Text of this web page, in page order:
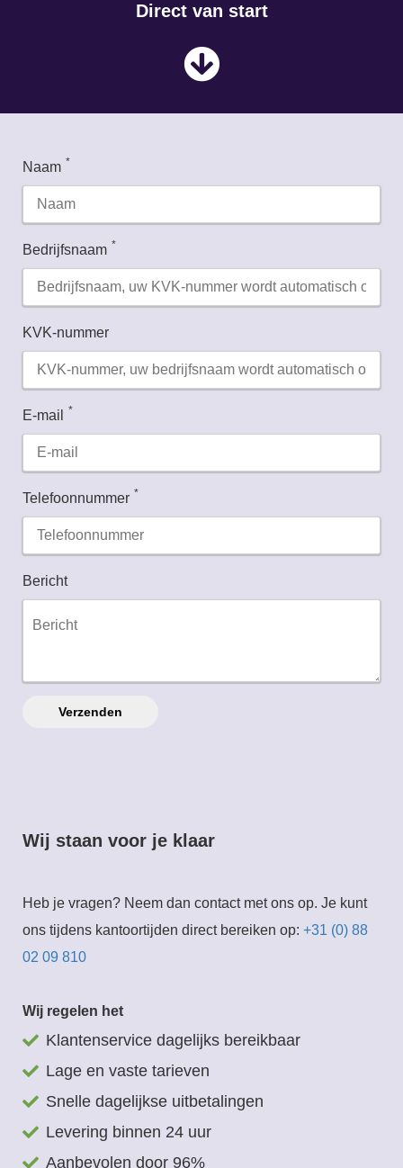
Direct van start
Naam *
Bedrijfsnaam *
KVK-nummer
E-mail *
Telefoonnummer *
Bericht
Verzenden
Wij staan voor je klaar
Heb je vragen? Neem dan contact met ons op. Je kunt
ons tijdens kantoortijden direct bereiken op: +31 (0) 88
02 09 810
Wij regelen het
Klantenservice dagelijks bereikbaar
Lage en vaste tarieven
Snelle dagelijkse uitbetalingen
Levering binnen 24 uur
Aanbevolen door 96%